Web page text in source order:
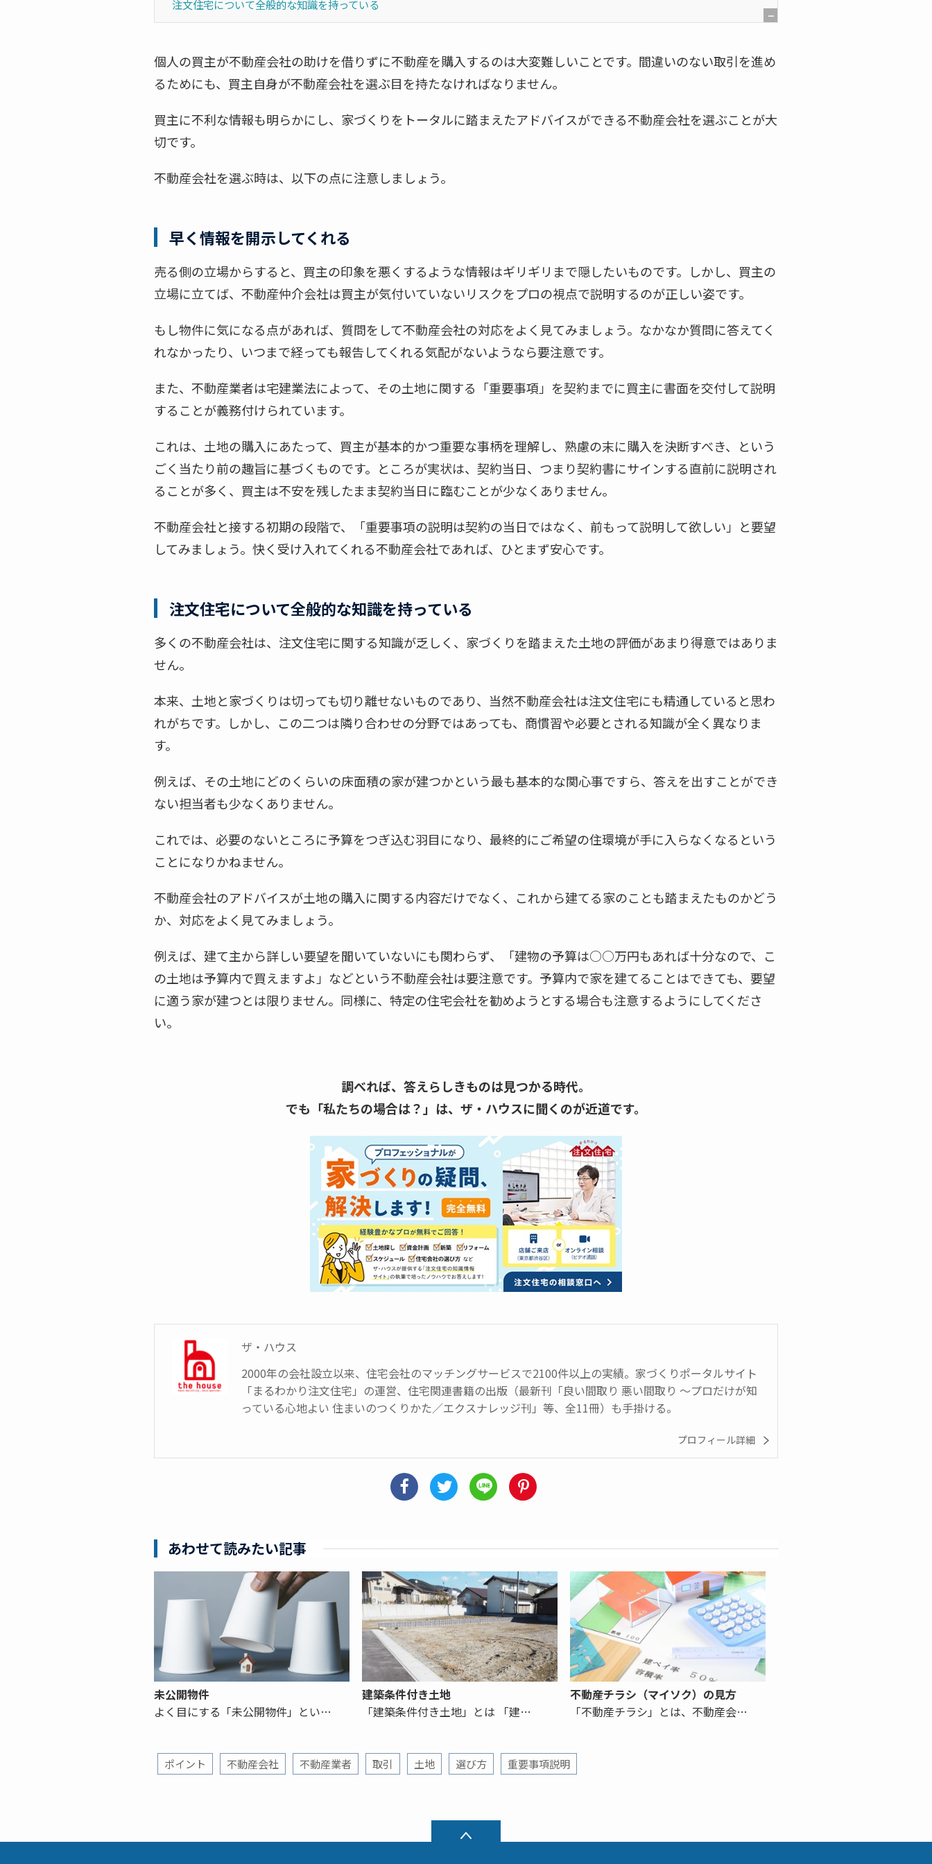
[
表
注文住宅について全般的な知識を持っている
個人の買主が不動産会社の助けを借りずに不動産を購入するのは大変難しいことです。間違いのない取引を進め
るためにも、買主自身が不動産会社を選ぶ目を持たなければなりません。
買主に不利な情報も明らかにし、家づくりをトータルに踏まえたアドバイスができる不動産会社を選ぶことが大
切です。
不動産会社を選ぶ時は、以下の点に注意しましょう。
早く情報を開示してくれる
売る側の立場からすると、買主の印象を悪くするような情報はギリギリまで隠したいものです。しかし、買主の
立場に立てば、不動産仲介会社は買主が気付いていないリスクをプロの視点で説明するのが正しい姿です。
もし物件に気になる点があれば、質問をして不動産会社の対応をよく見てみましょう。なかなか質問に答えてく
れなかったり、いつまで経っても報告してくれる気配がないようなら要注意です。
また、不動産業者は宅建業法によって、その土地に関する「重要事項」を契約までに買主に書面を交付して説明
することが義務付けられています。
これは、土地の購入にあたって、買主が基本的かつ重要な事柄を理解し、熟慮の末に購入を決断すべき、という
ごく当たり前の趣旨に基づくものです。ところが実状は、契約当日、つまり契約書にサインする直前に説明され
ることが多く、買主は不安を残したまま契約当日に臨むことが少なくありません。
不動産会社と接する初期の段階で、「重要事項の説明は契約の当日ではなく、前もって説明して欲しい」と要望
してみましょう。快く受け入れてくれる不動産会社であれば、ひとまず安心です。
注文住宅について全般的な知識を持っている
多くの不動産会社は、注文住宅に関する知識が乏しく、家づくりを踏まえた土地の評価があまり得意ではありま
せん。
本来、土地と家づくりは切っても切り離せないものであり、当然不動産会社は注文住宅にも精通していると思わ
れがちです。しかし、この二つは隣り合わせの分野ではあっても、商慣習や必要とされる知識が全く異なりま
す。
例えば、その土地にどのくらいの床面積の家が建つかという最も基本的な関心事ですら、答えを出すことができ
ない担当者も少なくありません。
これでは、必要のないところに予算をつぎ込む羽目になり、最終的にご希望の住環境が手に入らなくなるという
ことになりかねません。
不動産会社のアドバイスが土地の購入に関する内容だけでなく、これから建てる家のことも踏まえたものかどう
か、対応をよく見てみましょう。
例えば、建て主から詳しい要望を聞いていないにも関わらず、「建物の予算は○○万円もあれば十分なので、こ
の土地は予算内で買えますよ」などという不動産会社は要注意です。予算内で家を建てることはできても、要望
に適う家が建つとは限りません。同様に、特定の住宅会社を勧めようとする場合も注意するようにしてくださ
い。
調べれば、答えらしきものは見つかる時代。
でも「私たちの場合は？」は、 ザ・ハウスに聞くのが近道です。
ザ・ハウス
2000年の会社設立以来、住宅会社のマッチングサービスで2100件以上の実績。家づくりポータルサイト
「まるわかり注文住宅」の運営、住宅関連書籍の出版（最新刊「良い間取り 悪い間取り ～プロだけが知
っている心地よい 住まいのつくりかた／エクスナレッジ刊」等、全11冊）も手掛ける。
プロフィール詳細
あわせて読みたい記事
未公開物件
よく目にする「未公開物件」とい…
建築条件付き土地
「建築条件付き土地」とは 「建…
不動産チラシ（マイソク）の見方
「不動産チラシ」とは、不動産会…
ポイント 不動産会社 不動産業者 取引 土地 選び方 重要事項説明